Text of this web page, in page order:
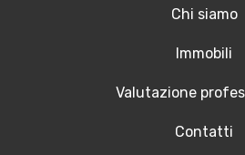
Chi siamo
Immobili
Valutazione
Contatti